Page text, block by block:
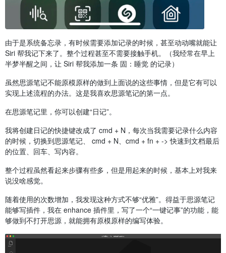
由于是系统备忘录，有时候需要添加记录的时候，甚至动动嘴就能让
Siri 帮我记下来了。整个过程甚至不需要接触手机。（我经常在早上
半梦半醒之间，让 Siri 帮我添加一条 固：睡觉 的记录）
虽然思源笔记不能原模原样的做到上面说的这些事情，但是它有可以
实现上述流程的办法。这是我喜欢思源笔记的第一点。
在思源笔记里，你可以创建“日记”。
我将创建日记的快捷键改成了 cmd + N，每次当我需要记录什么内容
的时候，切换到思源笔记、 cmd + N、cmd + fn + -> 快速到文档最后
的位置、回车、写内容。
整个过程虽然看起来步骤有些多，但是用起来的时候，基本上对我来
说没啥感觉。
随着使用的次数增加，我发现这种方式不够“优雅”。得益于思源笔记
能够写插件，我在 enhance 插件里，写了一个“一键记事”的功能，能
够做到不打开思源，就能拥有原模原样的编写体验。